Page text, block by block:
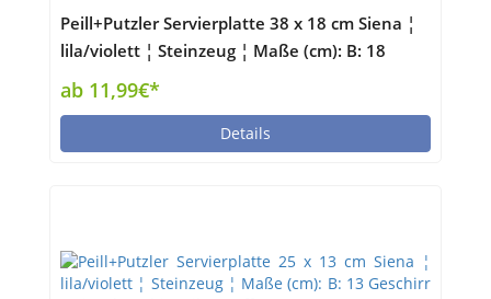
Peill+Putzler Servierplatte 38 x 18 cm Siena ¦
lila/violett ¦ Steinzeug ¦ Maße (cm): B: 18
Geschirr > Einzelgeschirrteile - Höffner
ab 11,99€*
Details